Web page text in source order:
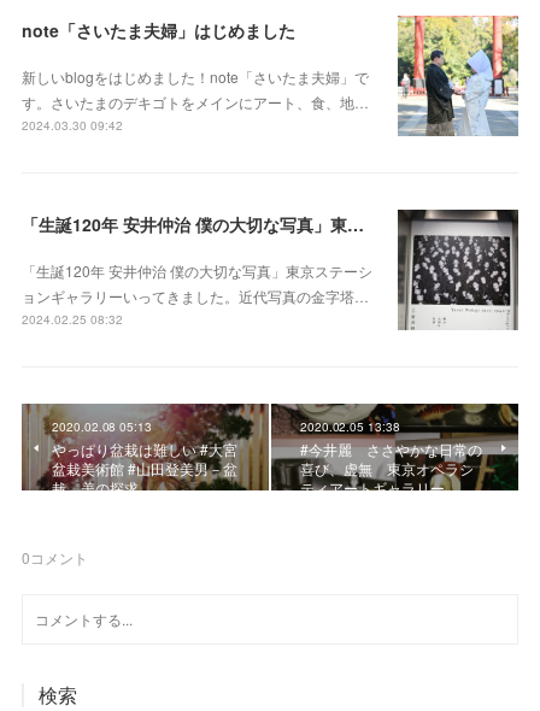
note「さいたま夫婦」はじめました
新しいblogをはじめました！note「さいたま夫婦」で
す。さいたまのデキゴトをメインにアート、食、地…
2024.03.30 09:42
「生誕120年 安井仲治 僕の大切な写真」東京ステーションギャラリー
「生誕120年 安井仲治 僕の大切な写真」東京ステーシ
ョンギャラリーいってきました。近代写真の金字塔…
2024.02.25 08:32
2020.02.08 05:13
やっぱり盆栽は難しい #大宮
盆栽美術館 #山田登美男－盆
栽、美の探求
2020.02.05 13:38
#今井麗 ささやかな日常の
喜び、虚無 東京オペラシ
ティアートギャラリー
0コメント
検索